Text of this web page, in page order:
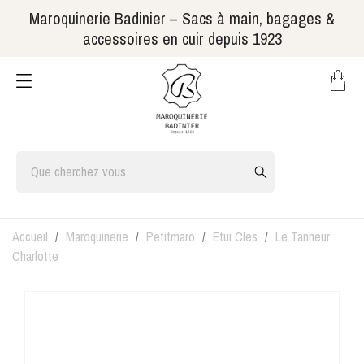
Maroquinerie Badinier – Sacs à main, bagages &
accessoires en cuir depuis 1923
Accueil Maroquinerie Petitmaro Etui Cles
Le Tanneur
Charlotte